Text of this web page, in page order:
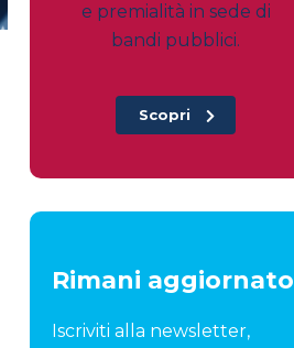
e premialità in sede di
bandi pubblici.
Scopri
Rimani aggiornato
Iscriviti alla newsletter,